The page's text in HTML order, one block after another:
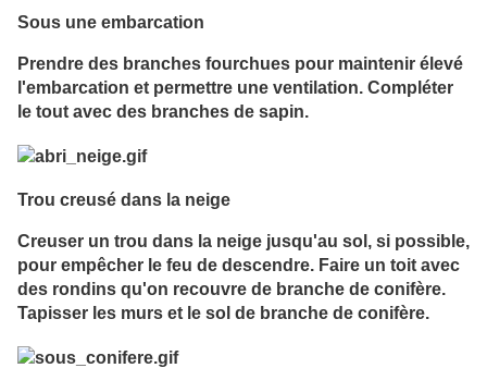
Sous une embarcation
Prendre des branches fourchues pour maintenir élevé
l'embarcation et permettre une ventilation. Compléter
le tout avec des branches de sapin.
Trou creusé dans la neige
Creuser un trou dans la neige jusqu'au sol, si possible,
pour empêcher le feu de descendre. Faire un toit avec
des rondins qu'on recouvre de branche de conifère.
Tapisser les murs et le sol de branche de conifère.